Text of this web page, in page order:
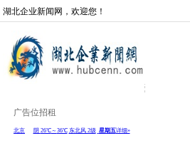
湖北企业新闻网，欢迎您！
广告位招租